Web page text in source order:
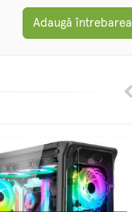
Adaugă întrebarea